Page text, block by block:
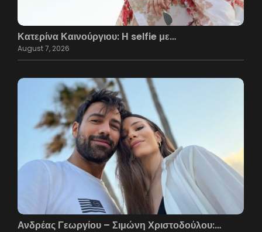
Κατερίνα Καινούργιου: Η selfie με…
August 7, 2026
Ανδρέας Γεωργίου – Σιμώνη Χριστοδούλου:…